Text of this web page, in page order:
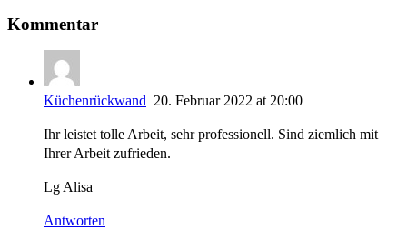
Kommentar
Küchenrückwand 20. Februar 2022 at 20:00
Ihr leistet tolle Arbeit, sehr professionell. Sind ziemlich mit
Ihrer Arbeit zufrieden.
Lg Alisa
Antworten